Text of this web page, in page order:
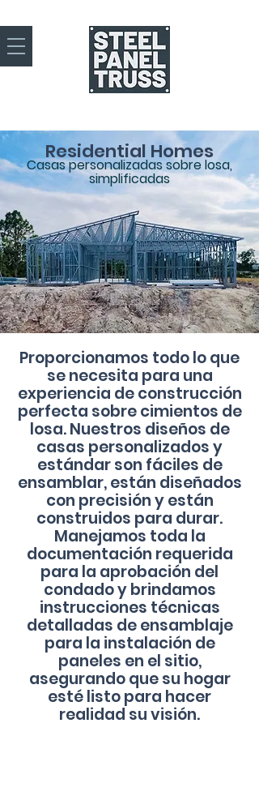
Residential Homes
Casas personalizadas sobre losa,
simplificadas
Proporcionamos todo lo que
se necesita para una
experiencia de construcción
perfecta sobre cimientos de
losa. Nuestros diseños de
casas personalizados y
estándar son fáciles de
ensamblar, están diseñados
con precisión y están
construidos para durar.
Manejamos toda la
documentación requerida
para la aprobación del
condado y brindamos
instrucciones técnicas
detalladas de ensamblaje
para la instalación de
paneles en el sitio,
asegurando que su hogar
esté listo para hacer
realidad su visión.